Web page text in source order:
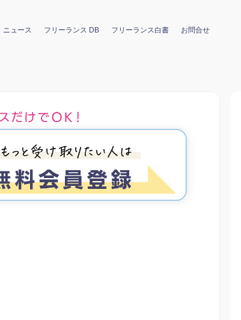
ニュース フリーランス DB フリーランス白書 お問合せ